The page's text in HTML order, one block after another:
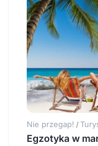
Nie przegap! /
Egzotyka w